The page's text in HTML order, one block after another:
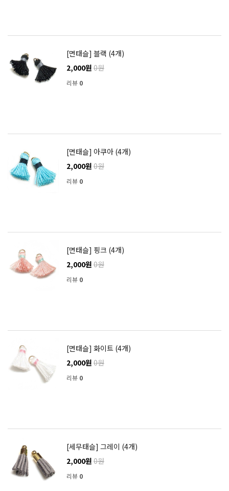
[면태슬] 블랙 (4개)
2,000원 0원
리뷰 0
[면태슬] 아쿠아 (4개)
2,000원 0원
리뷰 0
[면태슬] 핑크 (4개)
2,000원 0원
리뷰 0
[면태슬] 화이트 (4개)
2,000원 0원
리뷰 0
[세무태슬] 그레이 (4개)
2,000원 0원
리뷰 0